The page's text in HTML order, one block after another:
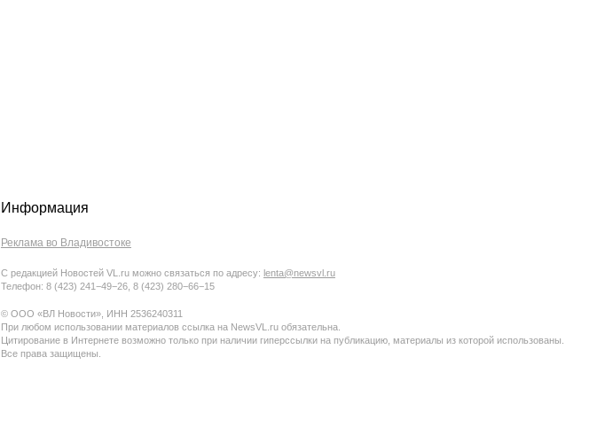
Информация
Реклама во Владивостоке
С редакцией Новостей VL.ru можно связаться по адресу: lenta@newsvl.ru
Телефон: 8 (423) 241−49−26, 8 (423) 280−66−15
© ООО «ВЛ Новости», ИНН 2536240311
При любом использовании материалов ссылка на NewsVL.ru обязательна.
Цитирование в Интернете возможно только при наличии гиперссылки на публикацию, материалы из которой использованы.
Все права защищены.